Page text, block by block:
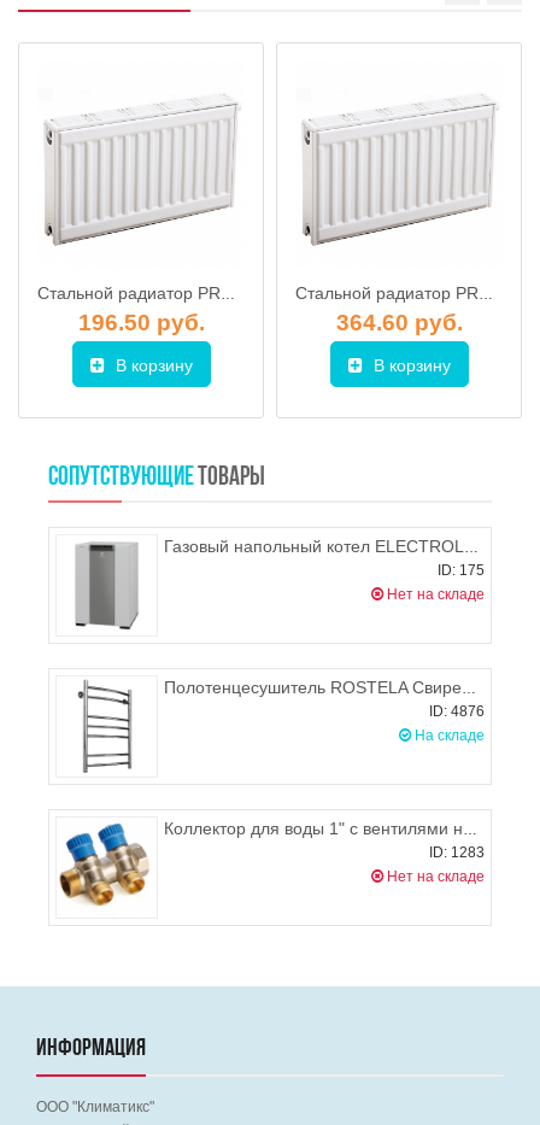
Стальной радиатор PRADO Classic 22 500х500 (боковое подключение), 720-1069 Вт
196.50 руб.
В корзину
Стальной радиатор PRADO Classic 22 300х1700 (боковое подключение), 1658-2382 Вт
364.60 руб.
В корзину
СОПУТСТВУЮЩИЕ ТОВАРЫ
Газовый напольный котел ELECTROLUX FSB 25 Mpi
ID: 175
Нет на складе
Полотенцесушитель ROSTELA Свирель D (ниж. подв. 1") 500x800/9 мм
ID: 4876
На складе
Коллектор для воды 1" с вентилями на 2 выхода 1/2", синий General Fittings
ID: 1283
Нет на складе
ИНФОРМАЦИЯ
ООО "Климатикс"